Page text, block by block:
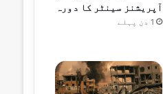
آپریشنز سینٹر کا دورہ
1 دن پہلے